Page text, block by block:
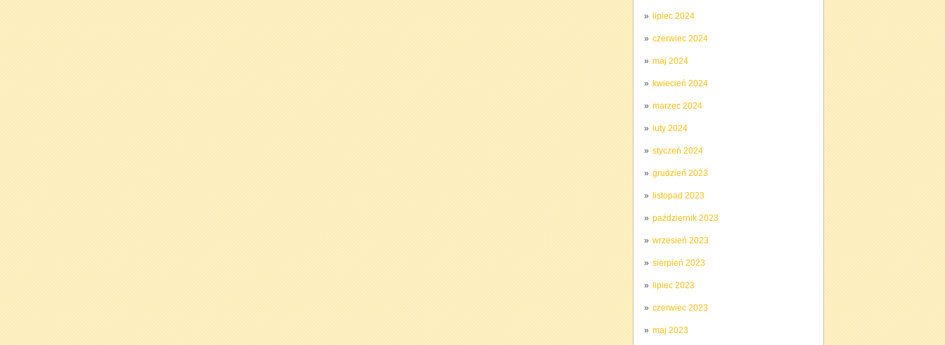
lipiec 2024
czerwiec 2024
maj 2024
kwiecień 2024
marzec 2024
luty 2024
styczeń 2024
grudzień 2023
listopad 2023
październik 2023
wrzesień 2023
sierpień 2023
lipiec 2023
czerwiec 2023
maj 2023